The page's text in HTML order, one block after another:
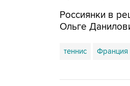
Россиянки в
Ольге
теннис Франция